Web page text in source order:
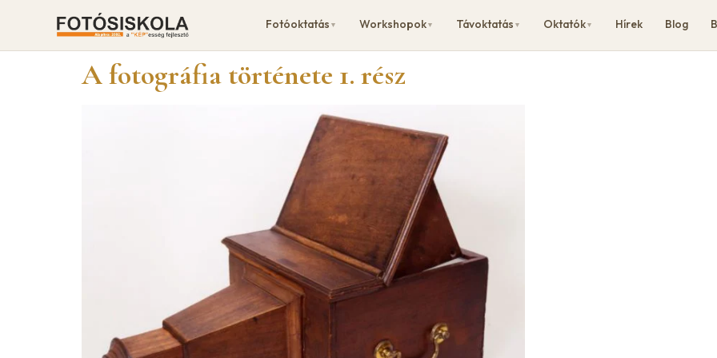
Fotóoktatás ▼ Workshopok▼ Távoktatás ▼ Oktatók▼ Hírek Blog
A fotográfia története 1. rész